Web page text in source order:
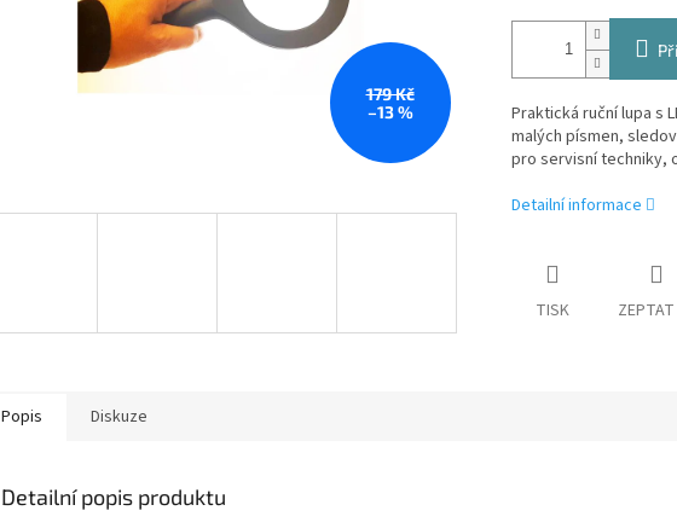
179 Kč
–13 %
Praktická ruční lupa s
malých písmen,
pro servisní techniky,
Detailní informace
TISK
Popis Diskuze
Detailní popis produktu